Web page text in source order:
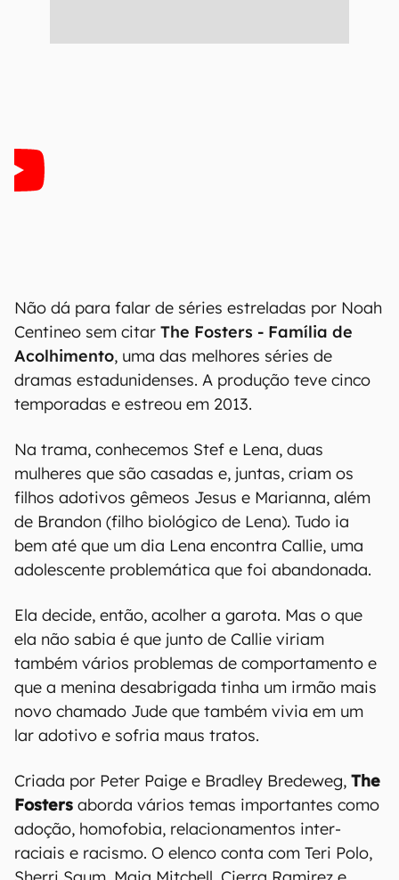
Não dá para falar de séries estreladas por Noah
Centineo sem citar The Fosters - Família de
Acolhimento, uma das melhores séries de
dramas estadunidenses. A produção teve cinco
temporadas e estreou em 2013.
Na trama, conhecemos Stef e Lena, duas
mulheres que são casadas e, juntas, criam os
filhos adotivos gêmeos Jesus e Marianna, além
de Brandon (filho biológico de Lena). Tudo ia
bem até que um dia Lena encontra Callie, uma
adolescente problemática que foi abandonada.
Ela decide, então, acolher a garota. Mas o que
ela não sabia é que junto de Callie viriam
também vários problemas de comportamento e
que a menina desabrigada tinha um irmão mais
novo chamado Jude que também vivia em um
lar adotivo e sofria maus tratos.
Criada por Peter Paige e Bradley Bredeweg, The
Fosters aborda vários temas importantes como
adoção, homofobia, relacionamentos inter-
raciais e racismo. O elenco conta com Teri Polo,